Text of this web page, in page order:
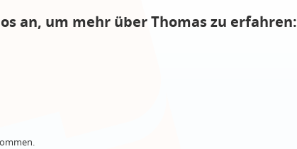
an, um mehr über Thomas zu erfahren: